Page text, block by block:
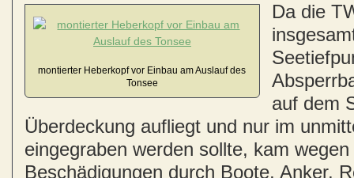
montierter Heberkopf vor Einbau am Auslauf des
Tonsee
Da die
auf dem
Überdeckung aufliegt und nur im
eingegraben werden sollte, kam
Beschädigungen durch Boote, Anker,